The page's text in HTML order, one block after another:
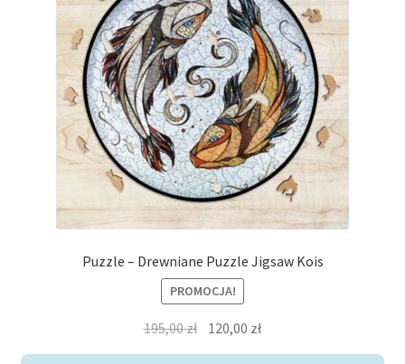
Puzzle – Drewniane Puzzle Jigsaw Kois
PROMOCJA!
195,00zł Pierwotna
cena
120,00 złAktualna
cena